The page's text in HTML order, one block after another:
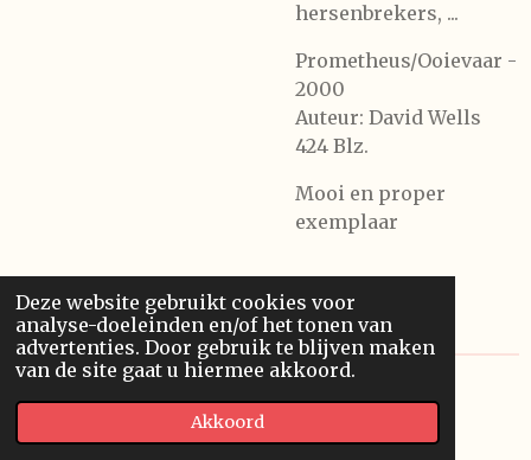
Deze website gebruikt cookies voor
analyse-doeleinden en/of het tonen van
advertenties. Door gebruik te blijven maken
van de site gaat u hiermee akkoord.
Akkoord
hersenbrekers, ...
Prometheus/Ooievaar -
2000
Auteur: David Wells
424 Blz.
Mooi en proper
exemplaar